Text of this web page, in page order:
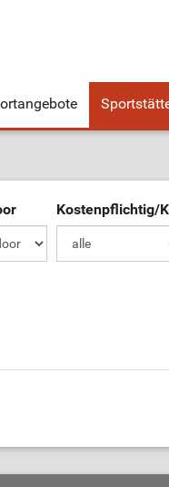
Kostenpflichtig/